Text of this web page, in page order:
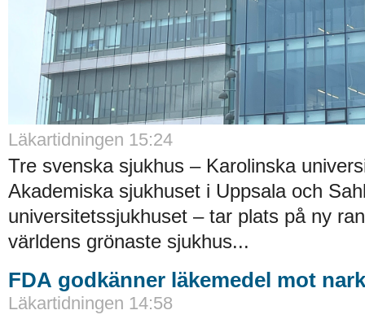
Läkartidningen 15:24
Tre svenska sjukhus – Karolinska
Akademiska sjukhuset i Uppsala och
universitetssjukhuset – tar plats på ny
världens grönaste sjukhus...
FDA godkänner läkemedel mot
Läkartidningen 14:58